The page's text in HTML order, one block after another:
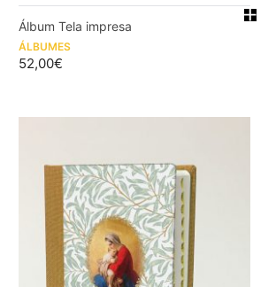
Álbum Tela impresa
ÁLBUMES
52,00€